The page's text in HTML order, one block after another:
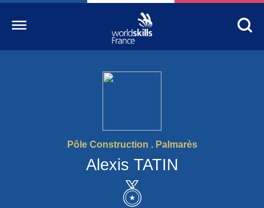
Pôle Construction . Palmarès
Alexis TATIN
La compétition
Découvrez un métier
S’informer